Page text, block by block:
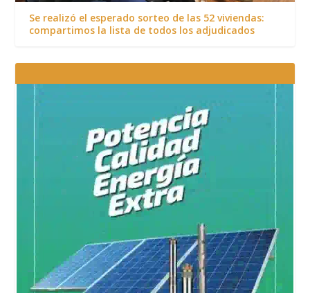
Se realizó el esperado sorteo de las 52 viviendas:
compartimos la lista de todos los adjudicados